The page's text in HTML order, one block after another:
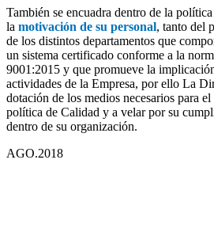
También se encuadra dentro de la política
la motivación de su personal, tanto del
de los distintos departamentos que
un sistema certificado conforme a la
9001:2015 y que promueve la
actividades de la Empresa, por ello La
dotación de los medios necesarios para
política de Calidad y a velar por su
dentro de su organización.
AGO.2018